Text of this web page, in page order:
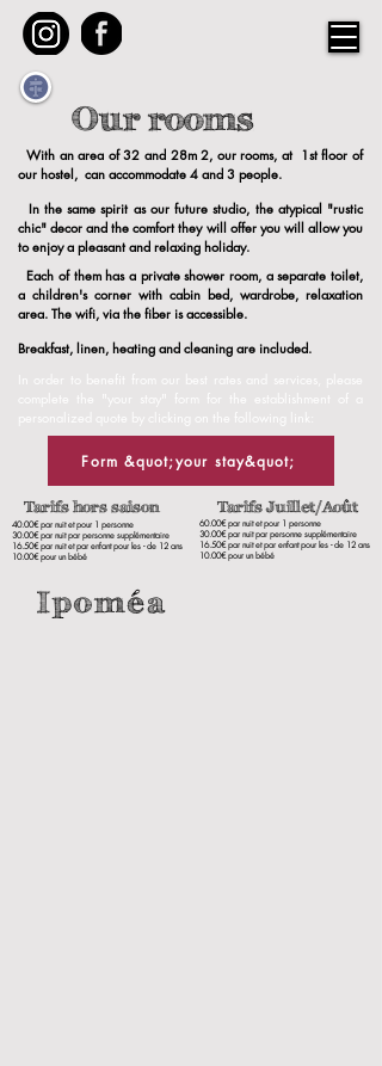
Our rooms
With an area of 32 and 28m​2, our rooms, at 1st floor of
our hostel, can accommodate 4 and 3 people.
In the same spirit as our future studio, the atypical "rustic
chic" decor and the comfort they will offer you will allow you
to enjoy a pleasant and relaxing holiday.
Each of them has a private shower room, a separate toilet,
a children's corner with cabin bed, wardrobe, relaxation
area. The wifi, via the fiber is accessible.
Breakfast, linen, heating and cleaning are included.
In order to benefit from our best rates and services, please
complete the "your stay" form for the establishment of a
personalized quote by clicking on the following link:
Form &quot;your stay&quot;
Tarifs hors saison Tarifs Juillet/Août
40.00€ par nuit et pour 1 personne
30.00€ par nuit par personne supplémentaire
16.50€ par nuit et par enfant pour les - de 12 ans
10.00€ pour un bébé
60.00€ par nuit et pour 1 personne
30.00€ par nuit par personne supplémentaire
16.50€ par nuit et par enfant pour les - de 12 ans
10.00€ pour un bébé
Ipoméa